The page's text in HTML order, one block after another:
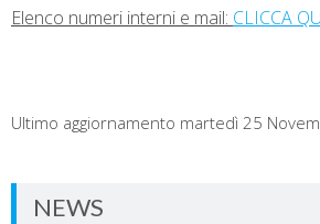
Elenco numeri interni e mail: CLICCA
Ultimo aggiornamento martedì 25
NEWS